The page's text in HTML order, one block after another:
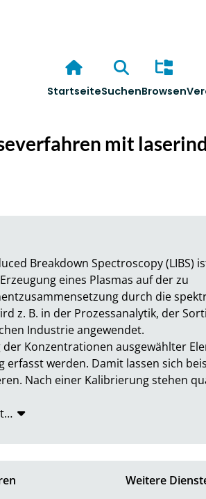
StartseiteSuchenBrowsen
mit
Breakdown Spectroscopy (LIBS)
eines Plasmas auf der zu
durch die
z. B. in der Prozessanalytik, der
Industrie angewendet.
Konzentrationen ausgewählter
werden. Damit lassen sich
Nach einer Kalibrierung stehen
…
Weitere